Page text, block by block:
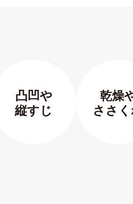
凸凹や
縦すじ
乾燥
ささ